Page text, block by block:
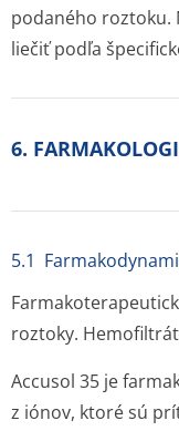
podaného roztoku.
liečiť podľa
6.
5.1
roztoky.
Accusol 35 je
z iónov, ktoré sú